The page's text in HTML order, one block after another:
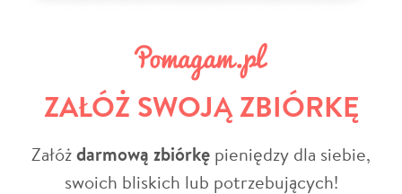
ZAŁÓŻ SWOJĄ ZBIÓRKĘ
Załóżdarmową zbiórkę pieniędzy dla siebie,
swoich bliskich lub potrzebujących!